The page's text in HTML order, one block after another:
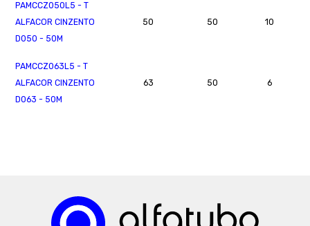
PAMCCZ050L5 - T
ALFACOR CINZENTO
D050 - 50M
50 50 10
PAMCCZ063L5 - T
ALFACOR CINZENTO
D063 - 50M
63 50 6